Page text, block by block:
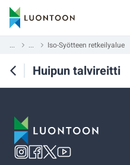
... ... Iso-Syötteen retkeilyalue
Huipun talvireitti